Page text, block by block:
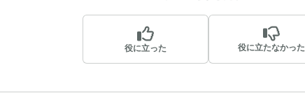
役に立った 役に立たなかった